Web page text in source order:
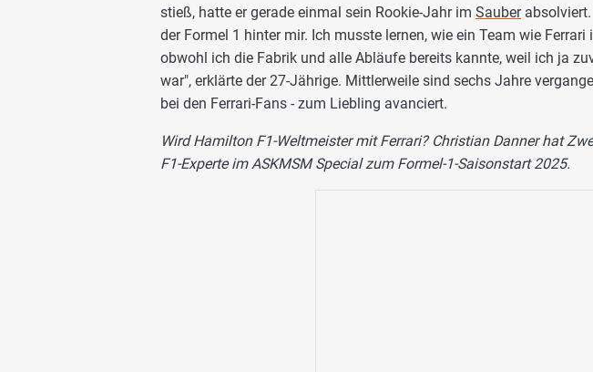
stieß, hatte er gerade einmal sein Rookie-Jahr im Sauberabsolviert.
der Formel 1 hinter mir. Ich musste lernen, wie ein Team wie Ferrari
obwohl ich die Fabrik und alle Abläufe bereits kannte, weil ich ja
war", erklärte der 27-Jährige. Mittlerweile sind sechs Jahre
bei den Ferrari-Fans - zum Liebling avanciert.
Wird Hamilton F1-Weltmeister mit Ferrari? Christian Danner hat
F1-Experte im ASKMSM Special zum Formel-1-Saisonstart 2025.